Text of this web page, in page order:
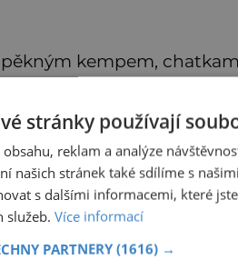
kempem,
„vrací“ do vsi Nová
musí
stránky používají
obsahu, reklam a analýze
našich stránek také sdílíme s
s dalšími informacemi, které
služeb. Více informací
PARTNERY (1616) →